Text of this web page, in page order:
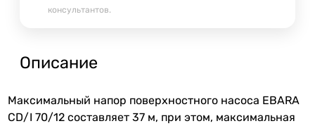
консультантов.
Описание
Максимальный напор поверхностного насоса EBARA
CD/I 70/12 составляет 37 м, при этом, максимальная